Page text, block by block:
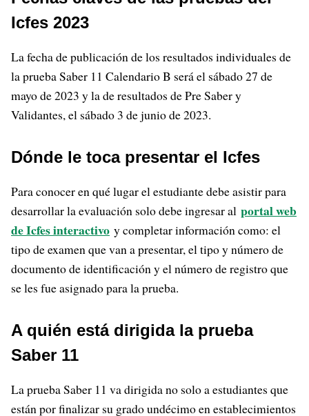
Icfes 2023
La fecha de publicación de los resultados individuales de
la prueba Saber 11 Calendario B será el sábado 27 de
mayo de 2023 y la de resultados de Pre Saber y
Validantes, el sábado 3 de junio de 2023.
Dónde le toca presentar el Icfes
Para conocer en qué lugar el estudiante debe asistir para
desarrollar la evaluación solo debe ingresar al portal web
de Icfes interactivo y completar información como: el
tipo de examen que van a presentar, el tipo y número de
documento de identificación y el número de registro que
se les fue asignado para la prueba.
A quién está dirigida la prueba
Saber 11
La prueba Saber 11 va dirigida no solo a estudiantes que
están por finalizar su grado undécimo en establecimientos